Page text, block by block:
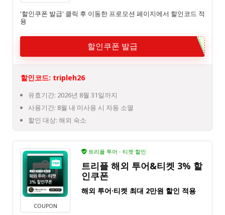
'할인쿠폰 발급' 클릭 후 이동한 프로모션 페이지에서 할인코드 적
용
할인쿠폰 발급
할인코드: tripleh26
유효기간: 2026년 8월 31일까지
사용기간: 8월 내 미사용 시 자동 소멸
할인 대상: 해외 숙소
COUPON
트리플 투어 · 티켓 할인
트리플 해외 투어&티켓 3% 할
인쿠폰
해외 투어·티켓 최대 2만원 할인 적용